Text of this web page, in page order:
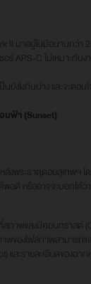
มาอยู่ในมือนานกว่า 2
APS-C ไม่เหมาะกับ
งไงกันบ้าง และจะตอ
บฟ้า (Sunset)
ระธาตุดอยสุเทพฯ โ
ดี หรืออาจจะบอกได้ว่
แสงมีคอนทราสต์
งไฟล์ภาพสามารถแส
และรายละเอียดของฉ